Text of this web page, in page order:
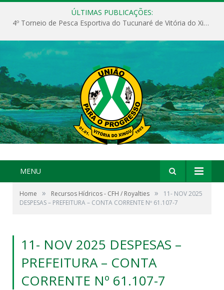
ÚLTIMAS PUBLICAÇÕES:
4º Torneio de Pesca Esportiva do Tucunaré de Vitória do Xingu
MENU
Home » Recursos Hídricos - CFH / Royalties »
11- NOV 2025
DESPESAS – PREFEITURA – CONTA CORRENTE Nº 61.107-7
11- NOV 2025 DESPESAS –
PREFEITURA – CONTA
CORRENTE Nº 61.107-7